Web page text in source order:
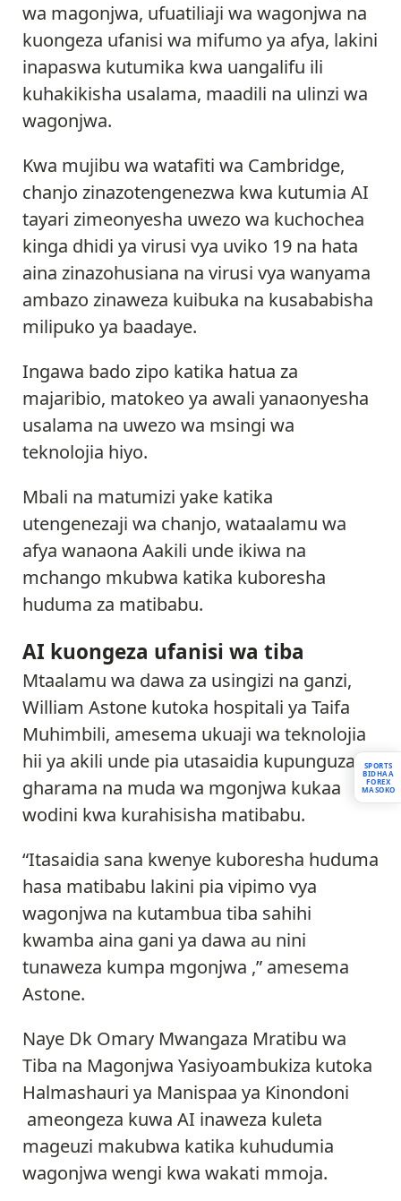
wa magonjwa, ufuatiliaji wa wagonjwa na
kuongeza ufanisi wa mifumo ya afya, lakini
inapaswa kutumika kwa uangalifu ili
kuhakikisha usalama, maadili na ulinzi wa
wagonjwa.
Kwa mujibu wa watafiti wa Cambridge,
chanjo zinazotengenezwa kwa kutumia AI
tayari zimeonyesha uwezo wa kuchochea
kinga dhidi ya virusi vya uviko 19 na hata
aina zinazohusiana na virusi vya wanyama
ambazo zinaweza kuibuka na kusababisha
milipuko ya baadaye.
Ingawa bado zipo katika hatua za
majaribio, matokeo ya awali yanaonyesha
usalama na uwezo wa msingi wa
teknolojia hiyo.
Mbali na matumizi yake katika
utengenezaji wa chanjo, wataalamu wa
afya wanaona Aakili unde ikiwa na
mchango mkubwa katika kuboresha
huduma za matibabu.
AI kuongeza ufanisi wa tiba
Mtaalamu wa dawa za usingizi na ganzi,
William Astone kutoka hospitali ya Taifa
Muhimbili, amesema ukuaji wa teknolojia
hii ya akili unde pia utasaidia kupunguza
gharama na muda wa mgonjwa kukaa
wodini kwa kurahisisha matibabu.
“Itasaidia sana kwenye kuboresha huduma
hasa matibabu lakini pia vipimo vya
wagonjwa na kutambua tiba sahihi
kwamba aina gani ya dawa au nini
tunaweza kumpa mgonjwa ,” amesema
Astone.
Naye Dk Omary Mwangaza Mratibu wa
Tiba na Magonjwa Yasiyoambukiza kutoka
Halmashauri ya Manispaa ya Kinondoni
ameongeza kuwa AI inaweza kuleta
mageuzi makubwa katika kuhudumia
wagonjwa wengi kwa wakati mmoja.
SPORTS
BIDHAA
FOREX
MASOKO